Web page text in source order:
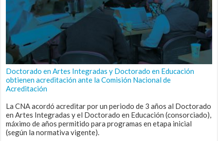
Doctorado en Artes Integradas y Doctorado en Educación
obtienen acreditación ante la Comisión Nacional de
Acreditación
La CNA acordó acreditar por un periodo de 3 años al Doctorado
en Artes Integradas y el Doctorado en Educación (consorciado),
máximo de años permitido para programas en etapa inicial
(según la normativa vigente).